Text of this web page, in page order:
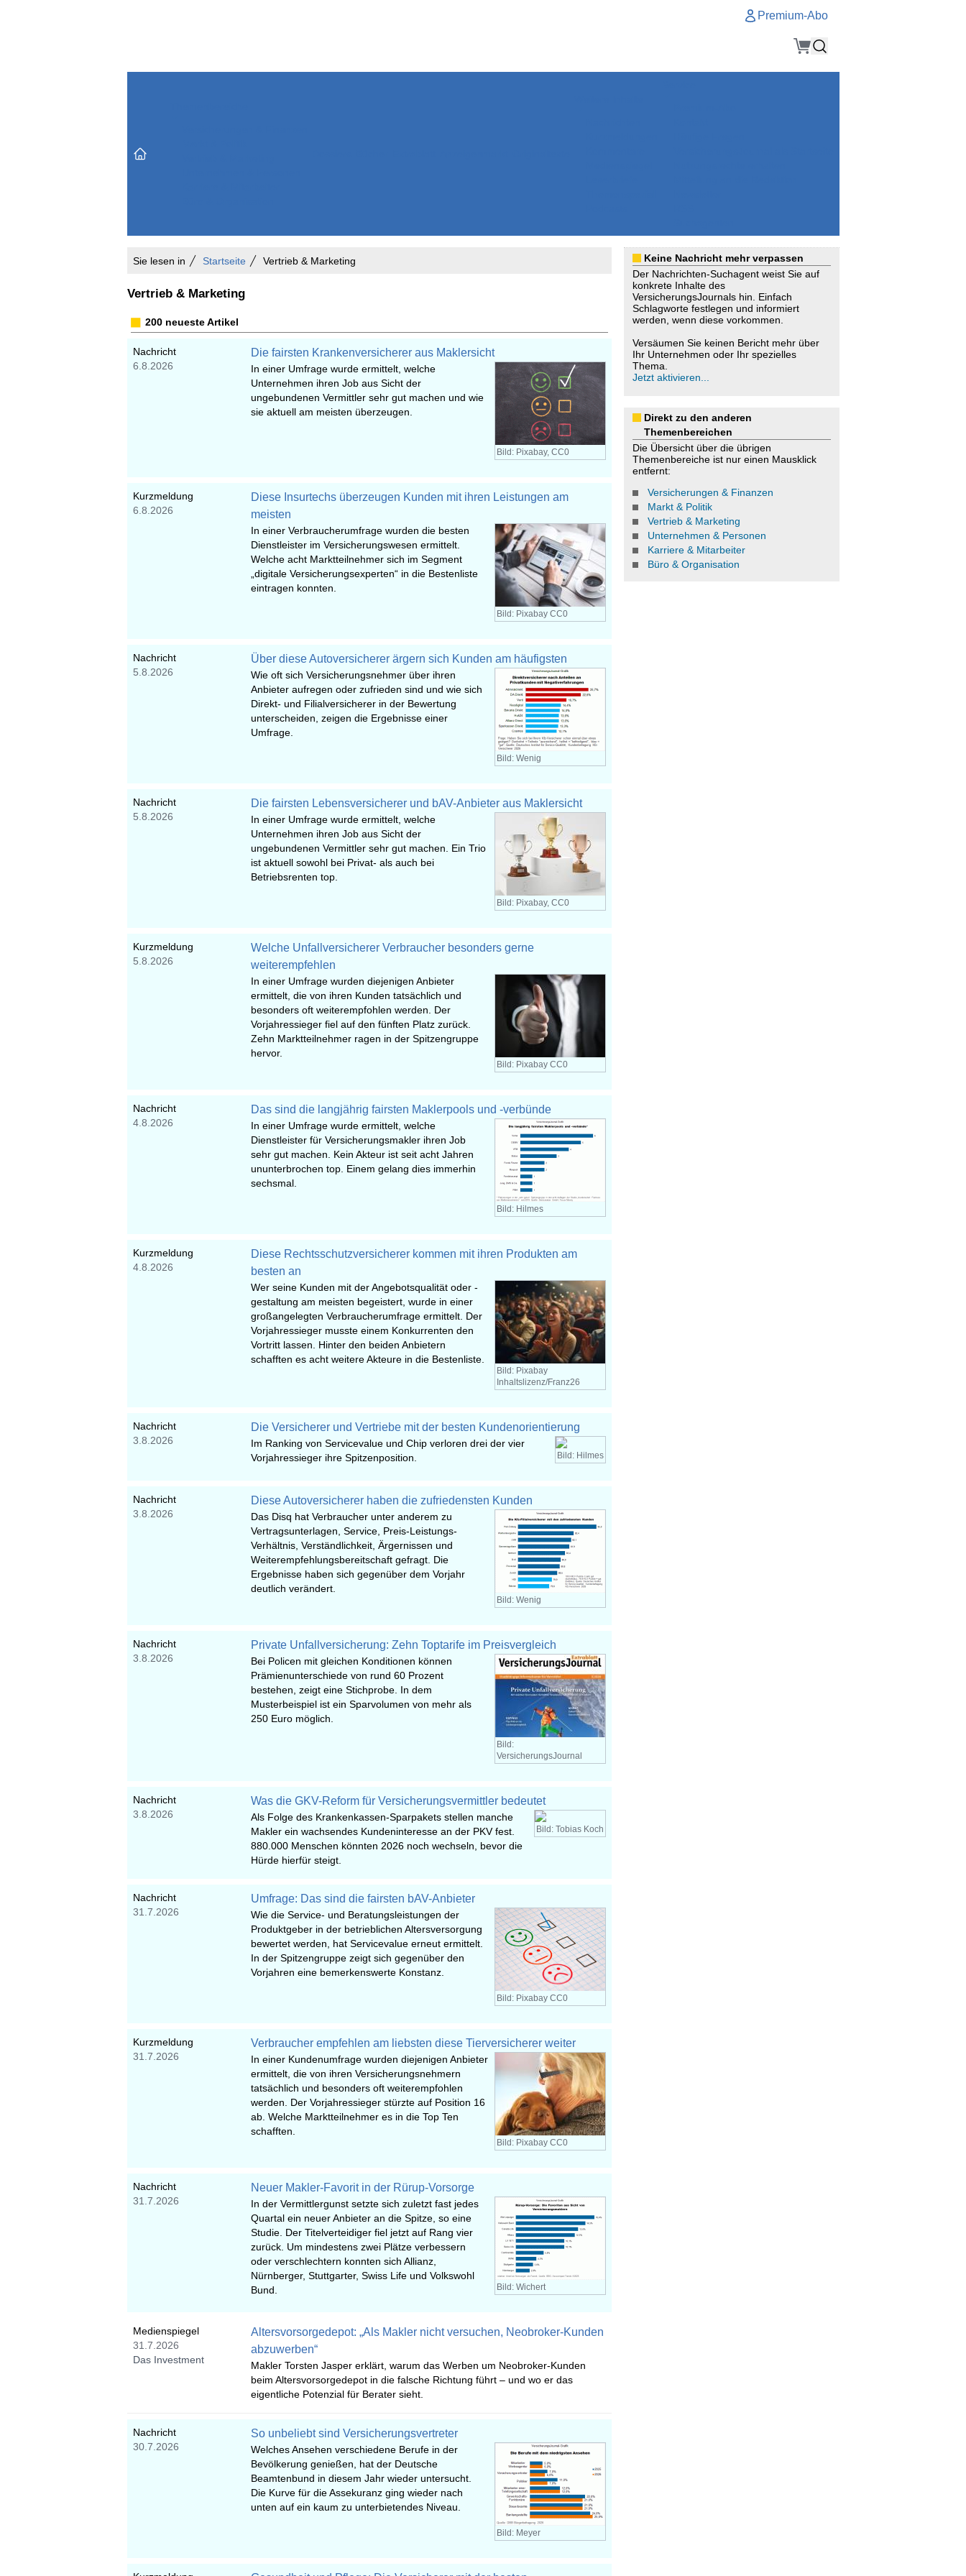
Premium-Abo
Sie lesen in Startseite Vertrieb & Marketing
Vertrieb & Marketing
200 neueste Artikel
Nachricht
6.8.2026
Die fairsten Krankenversicherer aus Maklersicht
Bild: Pixabay, CC0
In einer Umfrage wurde ermittelt, welche
Unternehmen ihren Job aus Sicht der
ungebundenen Vermittler sehr gut machen und wie
sie aktuell am meisten überzeugen.
Kurzmeldung
6.8.2026
Diese Insurtechs überzeugen Kunden mit ihren Leistungen am
meisten
Bild: Pixabay CC0
In einer Verbraucherumfrage wurden die besten
Dienstleister im Versicherungswesen ermittelt.
Welche acht Marktteilnehmer sich im Segment
„digitale Versicherungsexperten“ in die Bestenliste
eintragen konnten.
Nachricht
5.8.2026
Über diese Autoversicherer ärgern sich Kunden am häufigsten
Bild: Wenig
Wie oft sich Versicherungsnehmer über ihren
Anbieter aufregen oder zufrieden sind und wie sich
Direkt- und Filialversicherer in der Bewertung
unterscheiden, zeigen die Ergebnisse einer
Umfrage.
Nachricht
5.8.2026
Die fairsten Lebensversicherer und bAV-Anbieter aus Maklersicht
Bild: Pixabay, CC0
In einer Umfrage wurde ermittelt, welche
Unternehmen ihren Job aus Sicht der
ungebundenen Vermittler sehr gut machen. Ein Trio
ist aktuell sowohl bei Privat- als auch bei
Betriebsrenten top.
Kurzmeldung
5.8.2026
Welche Unfallversicherer Verbraucher besonders gerne
weiterempfehlen
Bild: Pixabay CC0
In einer Umfrage wurden diejenigen Anbieter
ermittelt, die von ihren Kunden tatsächlich und
besonders oft weiterempfohlen werden. Der
Vorjahressieger fiel auf den fünften Platz zurück.
Zehn Marktteilnehmer ragen in der Spitzengruppe
hervor.
Nachricht
4.8.2026
Das sind die langjährig fairsten Maklerpools und -verbünde
Bild: Hilmes
In einer Umfrage wurde ermittelt, welche
Dienstleister für Versicherungsmakler ihren Job
sehr gut machen. Kein Akteur ist seit acht Jahren
ununterbrochen top. Einem gelang dies immerhin
sechsmal.
Kurzmeldung
4.8.2026
Diese Rechtsschutzversicherer kommen mit ihren Produkten am
besten an
Bild: Pixabay
Inhaltslizenz/Franz26
Wer seine Kunden mit der Angebotsqualität oder -
gestaltung am meisten begeistert, wurde in einer
großangelegten Verbraucherumfrage ermittelt. Der
Vorjahressieger musste einem Konkurrenten den
Vortritt lassen. Hinter den beiden Anbietern
schafften es acht weitere Akteure in die Bestenliste.
Nachricht
3.8.2026
Die Versicherer und Vertriebe mit der besten Kundenorientierung
Bild: Hilmes
Im Ranking von Servicevalue und Chip verloren drei der vier
Vorjahressieger ihre Spitzenposition.
Nachricht
3.8.2026
Diese Autoversicherer haben die zufriedensten Kunden
Bild: Wenig
Das Disq hat Verbraucher unter anderem zu
Vertragsunterlagen, Service, Preis-Leistungs-
Verhältnis, Verständlichkeit, Ärgernissen und
Weiterempfehlungsbereitschaft gefragt. Die
Ergebnisse haben sich gegenüber dem Vorjahr
deutlich verändert.
Nachricht
3.8.2026
Private Unfallversicherung: Zehn Toptarife im Preisvergleich
Bild:
VersicherungsJournal
Bei Policen mit gleichen Konditionen können
Prämienunterschiede von rund 60 Prozent
bestehen, zeigt eine Stichprobe. In dem
Musterbeispiel ist ein Sparvolumen von mehr als
250 Euro möglich.
Nachricht
3.8.2026
Was die GKV-Reform für Versicherungsvermittler bedeutet
Bild: Tobias Koch
Als Folge des Krankenkassen-Sparpakets stellen manche
Makler ein wachsendes Kundeninteresse an der PKV fest.
880.000 Menschen könnten 2026 noch wechseln, bevor die
Hürde hierfür steigt.
Nachricht
31.7.2026
Umfrage: Das sind die fairsten bAV-Anbieter
Bild: Pixabay CC0
Wie die Service- und Beratungsleistungen der
Produktgeber in der betrieblichen Altersversorgung
bewertet werden, hat Servicevalue erneut ermittelt.
In der Spitzengruppe zeigt sich gegenüber den
Vorjahren eine bemerkenswerte Konstanz.
Kurzmeldung
31.7.2026
Verbraucher empfehlen am liebsten diese Tierversicherer weiter
Bild: Pixabay CC0
In einer Kundenumfrage wurden diejenigen Anbieter
ermittelt, die von ihren Versicherungsnehmern
tatsächlich und besonders oft weiterempfohlen
werden. Der Vorjahressieger stürzte auf Position 16
ab. Welche Marktteilnehmer es in die Top Ten
schafften.
Nachricht
31.7.2026
Neuer Makler-Favorit in der Rürup-Vorsorge
Bild: Wichert
In der Vermittlergunst setzte sich zuletzt fast jedes
Quartal ein neuer Anbieter an die Spitze, so eine
Studie. Der Titelverteidiger fiel jetzt auf Rang vier
zurück. Um mindestens zwei Plätze verbessern
oder verschlechtern konnten sich Allianz,
Nürnberger, Stuttgarter, Swiss Life und Volkswohl
Bund.
Medienspiegel
31.7.2026
Das Investment
Altersvorsorgedepot: „Als Makler nicht versuchen, Neobroker-Kunden
abzuwerben“
Makler Torsten Jasper erklärt, warum das Werben um Neobroker-Kunden
beim Altersvorsorgedepot in die falsche Richtung führt – und wo er das
eigentliche Potenzial für Berater sieht.
Nachricht
30.7.2026
So unbeliebt sind Versicherungsvertreter
Bild: Meyer
Welches Ansehen verschiedene Berufe in der
Bevölkerung genießen, hat der Deutsche
Beamtenbund in diesem Jahr wieder untersucht.
Die Kurve für die Assekuranz ging wieder nach
unten auf ein kaum zu unterbietendes Niveau.
Keine Nachricht mehr verpassen
Der Nachrichten-Suchagent weist Sie auf
konkrete Inhalte des
VersicherungsJournals hin. Einfach
Schlagworte festlegen und informiert
werden, wenn diese vorkommen.
Versäumen Sie keinen Bericht mehr über
Ihr Unternehmen oder Ihr spezielles
Thema.
Jetzt aktivieren...
Direkt zu den anderen
Themenbereichen
Die Übersicht über die übrigen
Themenbereiche ist nur einen Mausklick
entfernt:
Versicherungen & Finanzen
Markt & Politik
Vertrieb & Marketing
Unternehmen & Personen
Karriere & Mitarbeiter
Büro & Organisation